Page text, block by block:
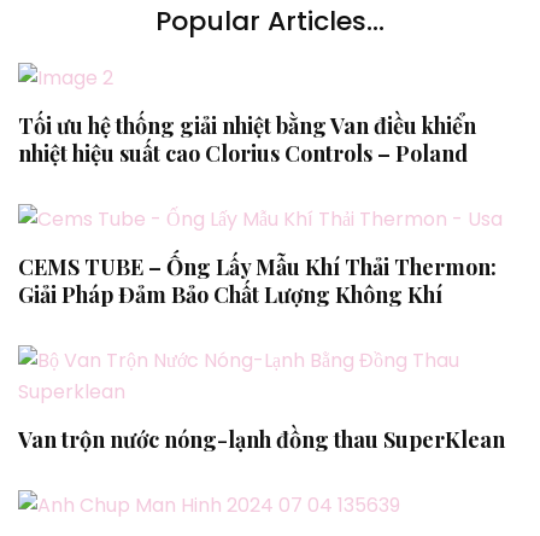
Popular Articles...
Tối ưu hệ thống giải nhiệt bằng Van điều khiển
nhiệt hiệu suất cao Clorius Controls – Poland
CEMS TUBE – Ống Lấy Mẫu Khí Thải Thermon:
Giải Pháp Đảm Bảo Chất Lượng Không Khí
Van trộn nước nóng-lạnh đồng thau SuperKlean